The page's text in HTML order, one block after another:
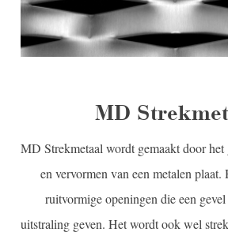
MD
MD Strekmetaal wordt gemaakt door
en vervormen van een metalen plaat.
ruitvormige openingen die een gevel
uitstraling geven. Het wordt ook wel